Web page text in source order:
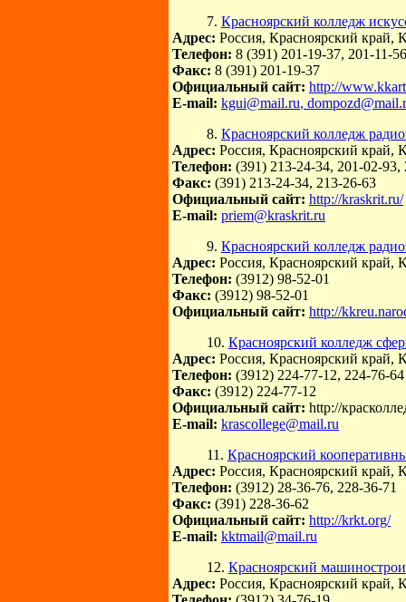
7. Красноярский колледж
Адрес: Россия, Красноярский край,
Телефон: 8 (391) 201-19-37, 201-11-56
Факс: 8 (391) 201-19-37
Официальный сайт: http://
E-mail: kgui@mail.ru,
8. Красноярский колледж
Адрес: Россия, Красноярский край,
Телефон: (391) 213-24-34, 201-02-93,
Факс: (391) 213-24-34, 213-26-63
Официальный сайт: http://kraskrit.ru/
E-mail: priem@kraskrit.ru
9. Красноярский колледж
Адрес: Россия, Красноярский край,
Телефон: (3912) 98-52-01
Факс: (3912) 98-52-01
Официальный сайт: http://
10. Красноярский колледж
Адрес: Россия, Красноярский край,
Телефон: (3912) 224-77-12, 224-76-64
Факс: (3912) 224-77-12
Официальный сайт: http://
E-mail: krascollege@mail.ru
11. Красноярский
Адрес: Россия, Красноярский край,
Телефон: (3912) 28-36-76, 228-36-71
Факс: (391) 228-36-62
Официальный сайт: http://krkt.org/
E-mail: kktmail@mail.ru
12. Красноярский
Адрес: Россия, Красноярский край,